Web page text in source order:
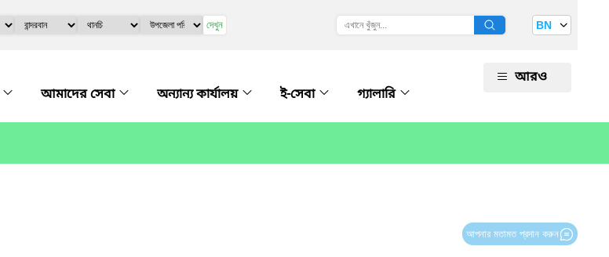
দেখুন BN
আমাদের সেবা অন্যান্য কার্যালয় ই-সেবা গ্যালারি
আরও
আপনার মতামত প্রদান করুন